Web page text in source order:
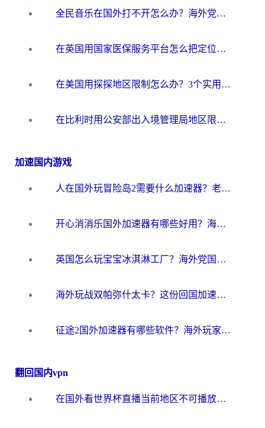
全民音乐在国外打不开怎么办？海外党亲测有效的回国加速方案
在英国用国家医保服务平台怎么把定位修改到中国国内？海外党必看的解决指南（附腾讯视频伊对可用方法）
在美国用探探地区限制怎么办？3个实用技巧帮你搞定（附咪咕豆瓣音乐限制破解法）
在比利时用公安部出入境管理局地区限制怎么办？3步搞定+欧洲杯观赛&香港购物指南
加速国内游戏
人在国外玩冒险岛2需要什么加速器？老玩家亲测有效的选择指南
开心消消乐国外加速器有哪些好用？海外党亲测不踩坑指南（附塔瑞斯世界Online流畅技巧）
英国怎么玩宝宝冰淇淋工厂？海外党国服游戏加速避坑指南（附挪威装甲风暴解决方案）
海外玩战双帕弥什太卡？这份回国加速器终极指南帮你告别延迟（附打球球大作战古今江湖加速方案）
征途2国外加速器有哪些软件？海外玩家亲测实用指南（附非洲梦幻西游加速技巧）
翻回国内vpn
在国外看世界杯直播当前地区不可播放？海外党必看的回国加速全攻略